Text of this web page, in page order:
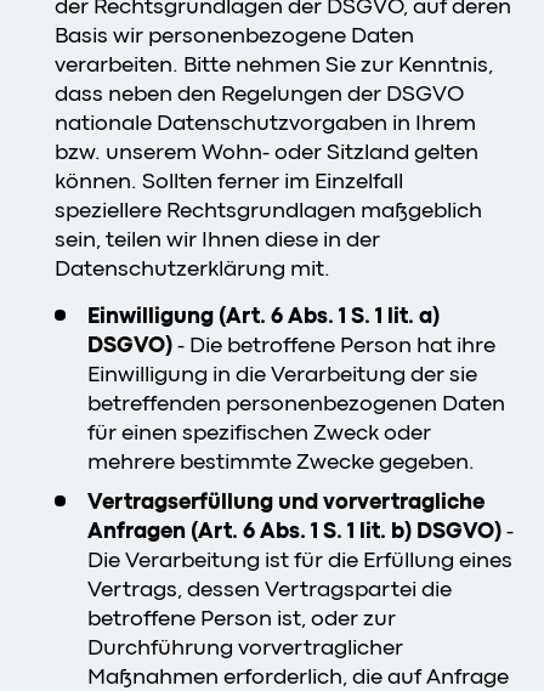
der Rechtsgrundlagen der DSGVO, auf deren
Basis wir personenbezogene Daten
verarbeiten. Bitte nehmen Sie zur Kenntnis,
dass neben den Regelungen der DSGVO
nationale Datenschutzvorgaben in Ihrem
bzw. unserem Wohn- oder Sitzland gelten
können. Sollten ferner im Einzelfall
speziellere Rechtsgrundlagen maßgeblich
sein, teilen wir Ihnen diese in der
Datenschutzerklärung mit.
Einwilligung (Art. 6 Abs. 1 S. 1 lit. a)
DSGVO) - Die betroffene Person hat ihre
Einwilligung in die Verarbeitung der sie
betreffenden personenbezogenen Daten
für einen spezifischen Zweck oder
mehrere bestimmte Zwecke gegeben.
Vertragserfüllung und vorvertragliche
Anfragen (Art. 6 Abs. 1 S. 1 lit. b) DSGVO) -
Die Verarbeitung ist für die Erfüllung eines
Vertrags, dessen Vertragspartei die
betroffene Person ist, oder zur
Durchführung vorvertraglicher
Maßnahmen erforderlich, die auf Anfrage